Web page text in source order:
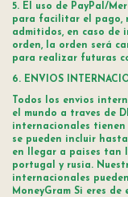
5. El uso de PayPal/
para facilitar el pago,
admitidos, en caso de
orden, la orden será
para realizar futuras
6. ENVIOS
Todos los envios
el mundo a traves de
internacionales tienen
se pueden incluir
en llegar a paises tan
portugal y rusia.
internacionales
MoneyGram Si eres